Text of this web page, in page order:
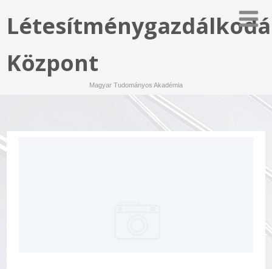
Központ
Magyar Tudományos Akadémia